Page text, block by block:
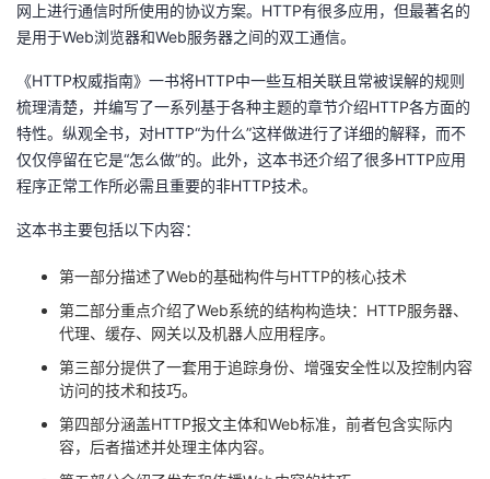
者
我
的
博
客
我
的
论
我
的我
网上进行通信时所使用的协议方案。HTTP有很多应用，但最著名的
是用于Web浏览器和Web服务器之间的双工通信。
《HTTP权威指南》一书将HTTP中一些互相关联且常被误解的规则
梳理清楚，并编写了一系列基于各种主题的章节介绍HTTP各方面的
特性。纵观全书，对HTTP“为什么”这样做进行了详细的解释，而不
仅仅停留在它是“怎么做”的。此外，这本书还介绍了很多HTTP应用
程序正常工作所必需且重要的非HTTP技术。
这本书主要包括以下内容：
第一部分描述了Web的基础构件与HTTP的核心技术
第二部分重点介绍了Web系统的结构构造块：HTTP服务器、
代理、缓存、网关以及机器人应用程序。
第三部分提供了一套用于追踪身份、增强安全性以及控制内容
访问的技术和技巧。
第四部分涵盖HTTP报文主体和Web标准，前者包含实际内
容，后者描述并处理主体内容。